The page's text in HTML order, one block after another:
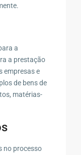
a
a prestação
empresas e
de bens de
matérias-
no processo